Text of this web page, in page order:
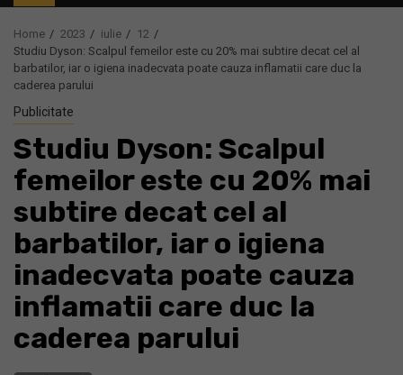
Home 2023 iulie
12
Studiu Dyson: Scalpul femeilor este cu 20% mai subtire decat cel al
barbatilor, iar o igiena inadecvata poate cauza inflamatii care duc la
caderea parului
Publicitate
Studiu Dyson: Scalpul
femeilor este cu 20% mai
subtire decat cel al
barbatilor, iar o igiena
inadecvata poate cauza
inflamatii care duc la
caderea parului